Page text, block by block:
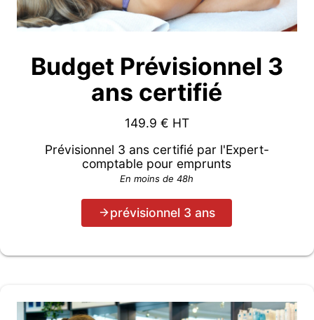
Budget Prévisionnel 3
ans certifié
149.9 € HT
Prévisionnel 3 ans certifié par l'Expert-
comptable pour emprunts
En moins de 48h
prévisionnel 3 ans